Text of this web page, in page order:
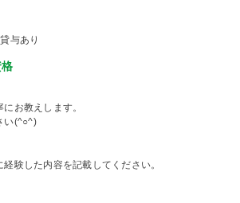
与あり
お教えします。
い(^○^)
経験した内容を記載してください。